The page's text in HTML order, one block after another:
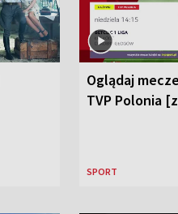
Oglądaj
TVP Polonia
SPORT